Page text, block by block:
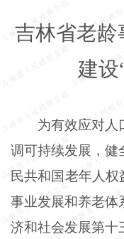
吉林省老龄
建设
为有效应对人
调可持续发展，健
民共和国老年人权
事业发展和养老体
济和社会发展第十